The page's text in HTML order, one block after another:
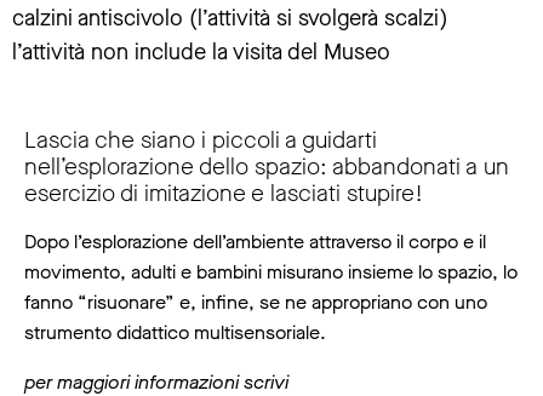
calzini antiscivolo (l’attività si svolgerà scalzi)
l’attività non include la visita del Museo
Lascia che siano i piccoli a guidarti
nell’esplorazione dello spazio: abbandonati a un
esercizio di imitazione e lasciati stupire!
Dopo l’esplorazione dell’ambiente attraverso il corpo e il
movimento, adulti e bambini misurano insieme lo spazio, lo
fanno “risuonare” e, infine, se ne appropriano con uno
strumento didattico multisensoriale.
per maggiori informazioni scrivi